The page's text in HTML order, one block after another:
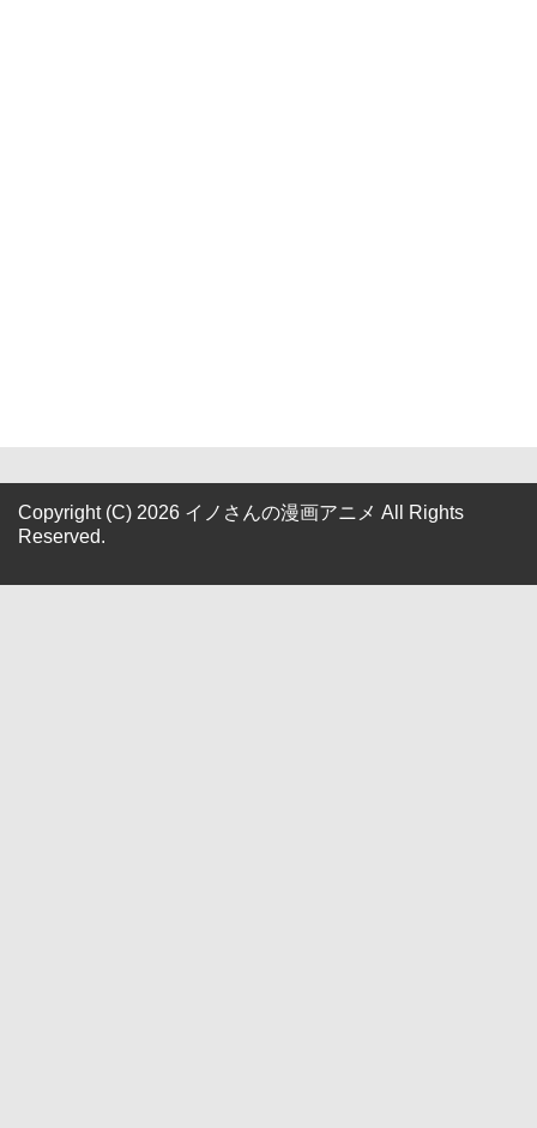
Copyright (C) 2026 イノさんの漫画アニメ All Rights
Reserved.